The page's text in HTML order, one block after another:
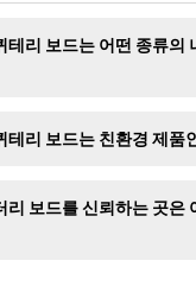
테리 보드는 어떤 종류의
테리 보드는 친환경 제품
리 보드를 신뢰하는 곳은